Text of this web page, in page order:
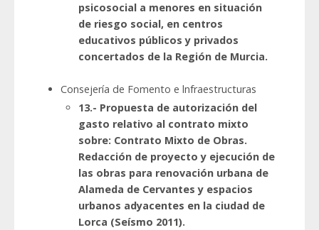
psicosocial a menores en situación
de riesgo social, en centros
educativos públicos y privados
concertados de la Región de Murcia.
Consejería de Fomento e lnfraestructuras
13.- Propuesta de autorización del
gasto relativo al contrato mixto
sobre: Contrato Mixto de Obras.
Redacción de proyecto y ejecución de
las obras para renovación urbana de
Alameda de Cervantes y espacios
urbanos adyacentes en la ciudad de
Lorca (Seísmo 2011).